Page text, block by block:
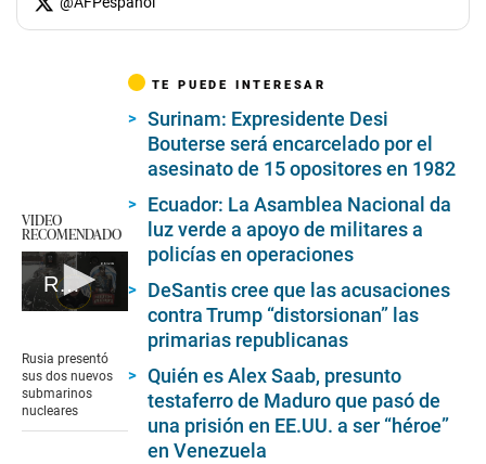
VIDEO
RECOMENDADO
Rusia presentó sus dos nuevos submarinos nucleares
of
1
minute,
39
Rusia presentó
sus dos nuevos
submarinos
nucleares
TE PUEDE INTERESAR
Surinam: Expresidente Desi
Bouterse será encarcelado por el
asesinato de 15 opositores en 1982
Ecuador: La Asamblea Nacional da
luz verde a apoyo de militares a
policías en operaciones
DeSantis cree que las acusaciones
contra Trump “distorsionan” las
primarias republicanas
Quién es Alex Saab, presunto
testaferro de Maduro que pasó de
una prisión en EE.UU. a ser “héroe”
en Venezuela